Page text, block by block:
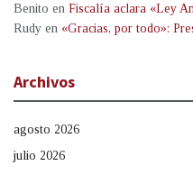
Benito en Fiscalía aclara «Ley
Rudy en «Gracias, por todo»:
Archivos
agosto 2026
julio 2026